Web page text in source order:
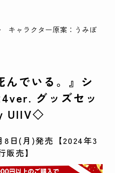
ャラクター原案：うみぼ
んでいる。』シ
グッズセッ
UIIV◇
8日(月)発売【2024年3
販売】